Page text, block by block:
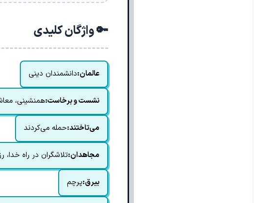
🔑 واژگان کلیدی
عالمان:دانشمندان دینی
نشست و برخاست:همنشینی،
می‌تاختند:حمله می‌کردند
مجاهدان:تلاشگران در راه خدا،
بیرق:پرچم